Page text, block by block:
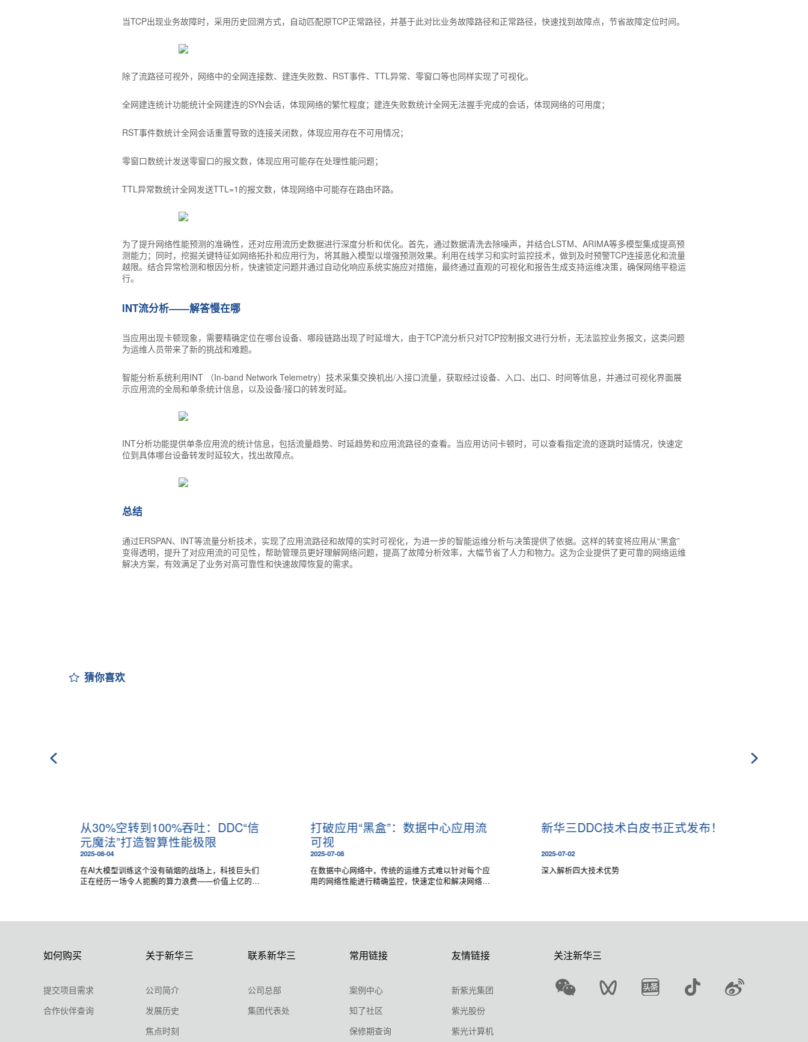
当TCP出现业务故障时，采用历史回溯方式，自动匹配原TCP正常路径，并基于此对比业务故障路径和正常路径，快速找到故障点，节省故障定位时间。
除了流路径可视外，网络中的全网连接数、建连失败数、RST事件、TTL异常、零窗口等也同样实现了可视化。
全网建连统计功能统计全网建连的SYN会话，体现网络的繁忙程度；建连失败数统计全网无法握手完成的会话，体现网络的可用度；
RST事件数统计全网会话重置导致的连接关闭数，体现应用存在不可用情况；
零窗口数统计发送零窗口的报文数，体现应用可能存在处理性能问题；
TTL异常数统计全网发送TTL=1的报文数，体现网络中可能存在路由环路。
为了提升网络性能预测的准确性，还对应用流历史数据进行深度分析和优化。首先，通过数据清洗去除噪声，并结合LSTM、ARIMA等多模型集成提高预
测能力；同时，挖掘关键特征如网络拓扑和应用行为，将其融入模型以增强预测效果。利用在线学习和实时监控技术，做到及时预警TCP连接恶化和流量
越限。结合异常检测和根因分析，快速锁定问题并通过自动化响应系统实施应对措施，最终通过直观的可视化和报告生成支持运维决策，确保网络平稳运
行。
INT流分析——解答慢在哪
当应用出现卡顿现象，需要精确定位在哪台设备、哪段链路出现了时延增大，由于TCP流分析只对TCP控制报文进行分析，无法监控业务报文，这类问题
为运维人员带来了新的挑战和难题。
智能分析系统利用INT （In-band Network Telemetry）技术采集交换机出/入接口流量，获取经过设备、入口、出口、时间等信息，并通过可视化界面展
示应用流的全局和单条统计信息，以及设备/接口的转发时延。
INT分析功能提供单条应用流的统计信息，包括流量趋势、时延趋势和应用流路径的查看。当应用访问卡顿时，可以查看指定流的逐跳时延情况，快速定
位到具体哪台设备转发时延较大，找出故障点。
总结
通过ERSPAN、INT等流量分析技术，实现了应用流路径和故障的实时可视化，为进一步的智能运维分析与决策提供了依据。这样的转变将应用从“黑盒”
变得透明，提升了对应用流的可见性，帮助管理员更好理解网络问题，提高了故障分析效率，大幅节省了人力和物力。这为企业提供了更可靠的网络运维
解决方案，有效满足了业务对高可靠性和快速故障恢复的需求。
猜你喜欢
从30%空转到100%吞吐：DDC“信
元魔法”打造智算性能极限
2025-08-04
在AI大模型训练这个没有硝烟的战场上，科技巨头们
正在经历一场令人扼腕的算力浪费——价值上亿的
打破应用“黑盒”：数据中心应用流
可视
2025-07-08
在数据中心网络中，传统的运维方式难以针对每个应
用的网络性能进行精确监控，快速定位和解决网络性
新华三DDC技术白皮书正式发布！
2025-07-02
深入解析四大技术优势
如何购买
提交项目需求
合作伙伴查询
关于新华三
公司简介
发展历史
焦点时刻
联系新华三
公司总部
集团代表处
常用链接
案例中心
知了社区
保修期查询
友情链接
新紫光集团
紫光股份
紫光计算机
关注新华三